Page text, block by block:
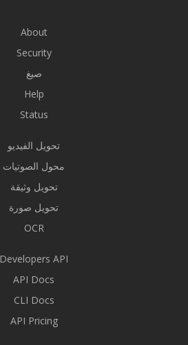
About
Security
صيغ
Help
Status
تحويل الفيديو
محول الصوتيات
تحويل وثيقة
تحويل صورة
OCR
Developers API
API Docs
CLI Docs
API Pricing